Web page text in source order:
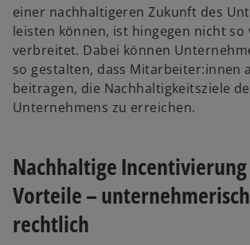
t t t
einer nachhaltigeren Zukunft des
leisten können, ist hingegen nicht so
verbreitet. Dabei können
so gestalten, dass Mitarbeiter:innen
beitragen, die Nachhaltigkeitsziele
Unternehmens zu erreichen.
Nachhaltige
Vorteile –
rechtlich